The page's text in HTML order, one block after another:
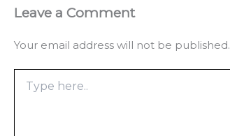
Leave a Comment
Your email address will not be published.
here..